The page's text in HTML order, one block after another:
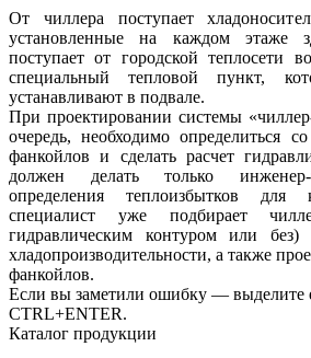
От чиллера поступает
установленные на каждом этаже
поступает от городской теплосети
специальный тепловой пункт,
устанавливают в подвале.
При проектировании системы
очередь, необходимо определиться
фанкойлов и сделать расчет
должен делать только инженер-
определения теплоизбытков для
специалист уже подбирает
гидравлическим контуром или
хладопроизводительности, а также
фанкойлов.
Если вы заметили ошибку —
CTRL+ENTER.
Каталог продукции